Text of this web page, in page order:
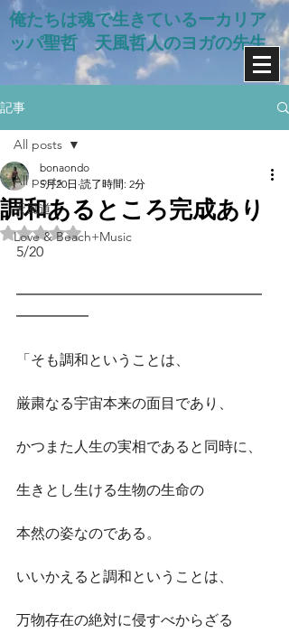
俺たちは魂で生きているー​カリア
ッパ聖哲 天風哲人のヨガの先生
記事
All posts
天風道
Love & Beach+Music
All posts
調和あるところ完成あり
bonaondo
5月20日 読了時間: 2分
5つ星のうちNaNと評価されています。
5/20
━━━━━━━━━━━━━━━━━
━━━━━
「そも調和ということは、
厳粛なる宇宙本来の面目であり、
かつまた人生の実相であると同時に、
生きとし生ける生物の生命の
本然の姿なのである。
いいかえると調和ということは、
万物存在の絶対に侵すべからざる